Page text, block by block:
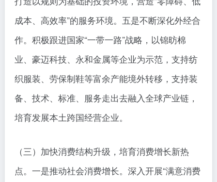
成本、高效率”的服务环境。五是不断深化外经合
作。积极跟进国家“一带一路”战略，以锦昉棉
业、豪迈科技、永和金属等企业为示范，支持纺
织服装、劳保制鞋等富余产能境外转移，支持装
备、技术、标准、服务走出去融入全球产业链，
培育发展本土跨国经营企业。
（三）加快消费结构升级，培育消费增长新热
点。一是推动社会消费增长。深入开展“满意消费